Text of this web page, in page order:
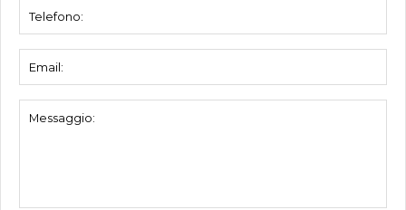
grezzo
Unità:
pezzo
Imballo: